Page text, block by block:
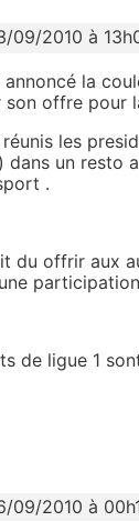
09/2010 à
annoncé la
son offre pour
les
dans un resto
.
du offrir aux
de ligue 1
09/2010 à